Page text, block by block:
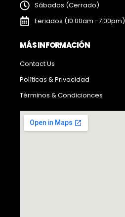
Sábados (Cerrado)
Feriados (10:00am -7:00pm)
MÁS INFORMACIÓN
Contact Us
Políticas & Privacidad
Términos & Condicionces